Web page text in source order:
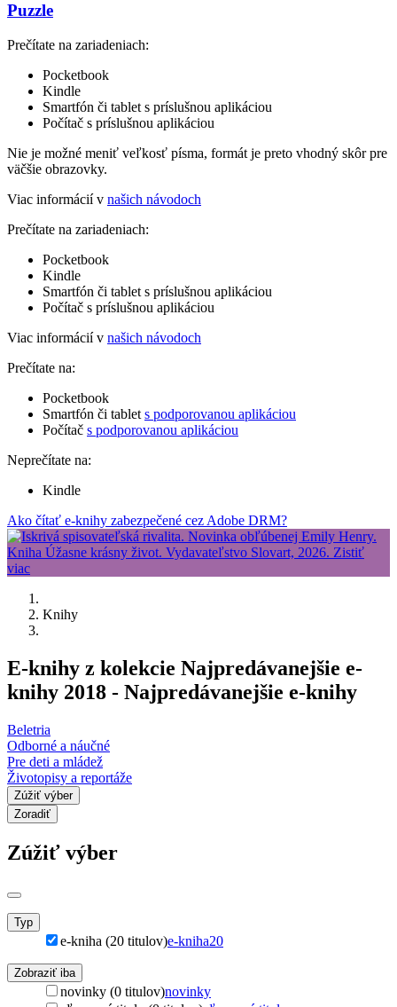
Puzzle
Prečítate na zariadeniach:
Pocketbook
Kindle
Smartfón či tablet s príslušnou aplikáciou
Počítač s príslušnou aplikáciou
Nie je možné meniť veľkosť písma, formát je preto vhodný skôr pre
väčšie obrazovky.
Viac informácií v našich návodoch
Prečítate na zariadeniach:
Pocketbook
Kindle
Smartfón či tablet s príslušnou aplikáciou
Počítač s príslušnou aplikáciou
Viac informácií v našich návodoch
Prečítate na:
Pocketbook
Smartfón či tablet s podporovanou aplikáciou
Počítač s podporovanou aplikáciou
Neprečítate na:
Kindle
Ako čítať e-knihy zabezpečené cez Adobe DRM?
Knihy
E-knihy z kolekcie Najpredávanejšie e-
knihy 2018 - Najpredávanejšie e-knihy
Beletria
Odborné a náučné
Pre deti a mládež
Životopisy a reportáže
Zúžiť výber
Zoradiť
Zúžiť výber
Typ
e-kniha (20 titulov)e-kniha20
Zobraziť iba
novinky (0 titulov)novinky